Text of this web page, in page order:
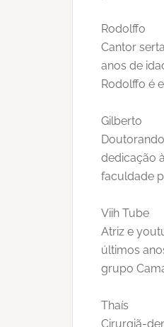
Rodolffo
Cantor
anos de
Rodolffo é
Gilberto
dedicação
faculdade
Viih Tube
Atriz e
últimos
grupo
Thaís
Cirurgiã-